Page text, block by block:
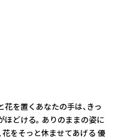
を置くあなたの手は、きっ
ほどける。 ありのままの姿に
花をそっと休ませてあげる 優